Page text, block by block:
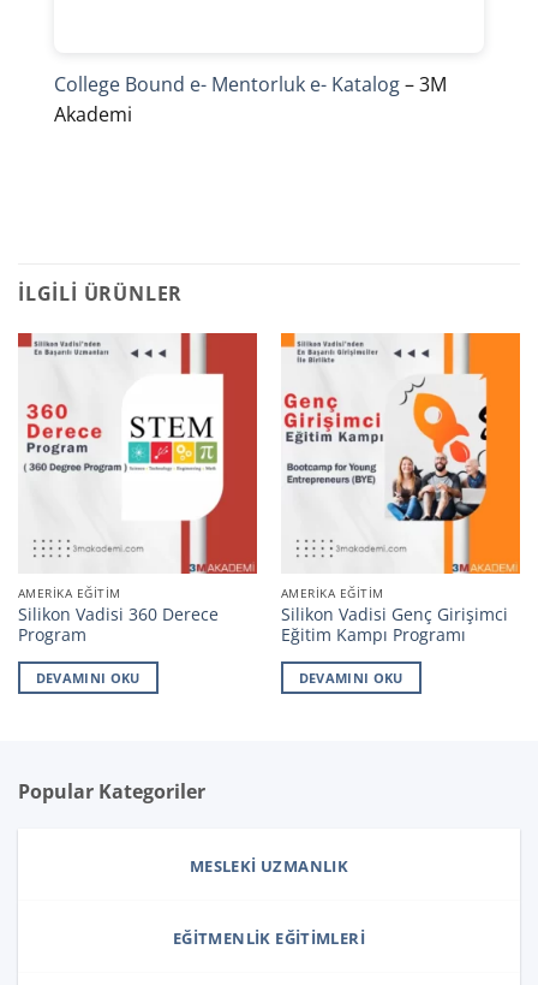
College Bound e- Mentorluk e- Katalog– 3M
Akademi
İLGILI ÜRÜNLER
AMERIKA EĞITIM
Silikon Vadisi 360 Derece
Program
DEVAMINI OKU
AMERIKA EĞITIM
Silikon Vadisi Genç Girişimci
Eğitim Kampı Programı
DEVAMINI OKU
Popular Kategoriler
MESLEKI UZMANLIK
EĞITMENLIK EĞITIMLERI